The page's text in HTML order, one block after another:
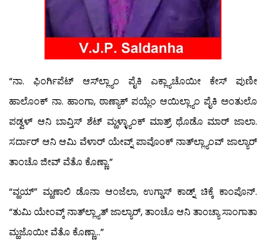
“ನಾ. ಫಿಂರ್ಗಿಪೆಟ್ ಆಸ್‍ಲ್ಲ್ಯಾಂ ಪೈಕಿ ಎಕ್ಲ್ಯಾಚೊಯೀ ಕೇಸ್ ಪುಣೀ
ಹಾಲೊಂಕ್ ನಾ. ಹಾಂಗಾ, ಠಾಣ್ಯಾಕ್ ಪಯ್ಲೆಂ ಆಯಿಲ್ಲ್ಯಾಂ ಪೈಕಿ ಅಂತುಲೊ
ಪಡ್ವಳ್ ಆನಿ ಬಾವ್ತಿಸ್ ಶೆಟ್ ಮ್ಹಳ್ಳ್ಯಾಂಕ್ ಮಾತ್ರ್ ಥೊಡೊ ಮಾರ್ ಜಾಲಾ.
ಸರ್ದಾರ್ ಆನಿ ಆಮಿ ವೆಳಾರ್ ಯೇವ್ನ್ ಪಾವೊಂಕ್ ನಾತ್‍ಲ್ಲ್ಯಾಂವ್ ಜಾಲ್ಯಾರ್
ತಾಂಚೊ ಜೀವ್ ವೆತೊ ಕೊಣ್ಣಾ.”
“ವ್ಹಯ್” ಮ್ಹಣಾಲಿ ಡೊನಾ ಆಂಜೆಲಾ, ಉಗ್ಡಾಸ್ ಕಾಡ್ನ್ ಚಿಕ್ಕೆ ಕಾಂಪೊನ್.
“ತುಮಿ ಯೇಂವ್ಕ್ ನಾತ್‍ಲ್ಲ್ಯಾತ್ ಜಾಲ್ಯಾರ್, ತಾಂಚೊ ಆನಿ ತಾಂಚ್ಯಾ ಸಾಂಗಾತಾ
ಮ್ಹಜೊಯೀ ವೆತೊ ಕೊಣ್ಣಾ…”